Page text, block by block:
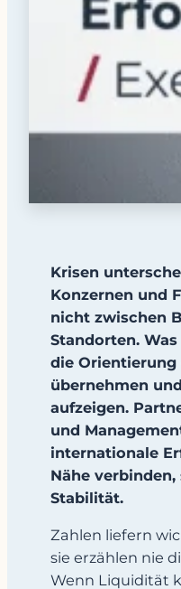
Krisen
Konzernen und
nicht zwischen
Standorten.
die Orientierung
übernehmen
aufzeigen.
und
internationale
Nähe
Stabilität.
Zahlen liefern
sie erzählen nie
Wenn Liquidität